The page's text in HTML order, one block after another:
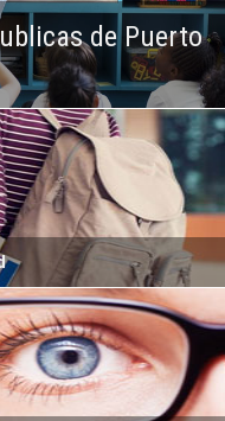
de Puerto